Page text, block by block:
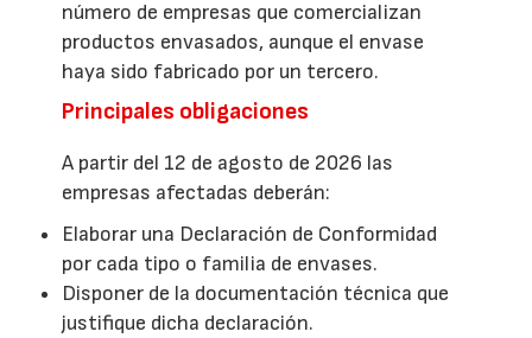
número de empresas que comercializan
productos envasados, aunque el envase
haya sido fabricado por un tercero.
Principales obligaciones
A partir del 12 de agosto de 2026 las
empresas afectadas deberán:
Elaborar una Declaración de Conformidad
por cada tipo o familia de envases.
Disponer de la documentación técnica que
justifique dicha declaración.